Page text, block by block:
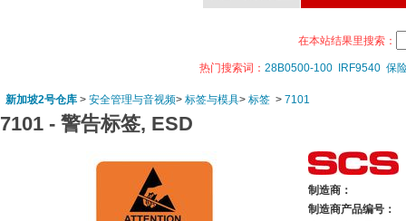
在本站结果里搜索：
热门搜索词： 28B0500-100 IRF9540 保
新加坡2号仓库 > 安全管理与音视频> 标签与模具> 标签 > 7101
7101 - 警告标签, ESD
制造商：
制造商产品编号：